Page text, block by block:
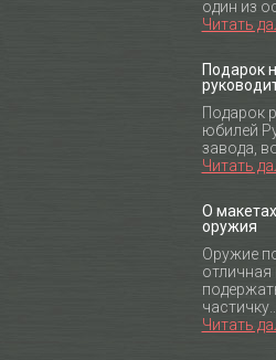
один из
Читать
Подарок
Подарок
юбилей
завода,
Читать
О
оружия
Оружие
частичку…
Читать